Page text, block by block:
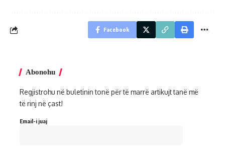
Facebook
Abonohu
Regjistrohu në buletinin tonë për të marrë artikujt tanë më
të rinj në çast!
Email-i juaj